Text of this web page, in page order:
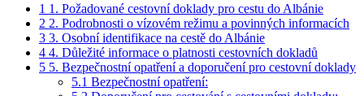
1 1. Požadované cestovní doklady‌ pro cestu do Albánie
2 2. Podrobnosti o vízovém režimu a povinných informacích
3 3. Osobní identifikace na cestě do Albánie
4 4. Důležité informace o platnosti ‌cestovních dokladů
5 5. Bezpečnostní opatření a doporučení pro cestovní doklady
5.1 Bezpečnostní opatření: